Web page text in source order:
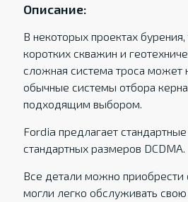
Описание:
В некоторых проектах
коротких скважин и
сложная система троса может
обычные системы отбора
подходящим выбором.
Fordia предлагает
стандартных размеров DCDMA.
Все детали можно приобрести
могли легко обслуживать